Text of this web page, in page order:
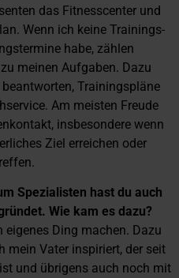
das Fitnesscenter und
Wenn ich keine Trainings-
habe, zählen
meinen Aufgaben. Dazu
Trainingspläne
Am meisten Freude
insbesondere wenn
Ziel erreichen oder
Spezialisten hast du auch
Wie kam es dazu?
eigenes Ding machen. Dazu
mein Vater inspiriert, der seit
und übrigens auch noch mit